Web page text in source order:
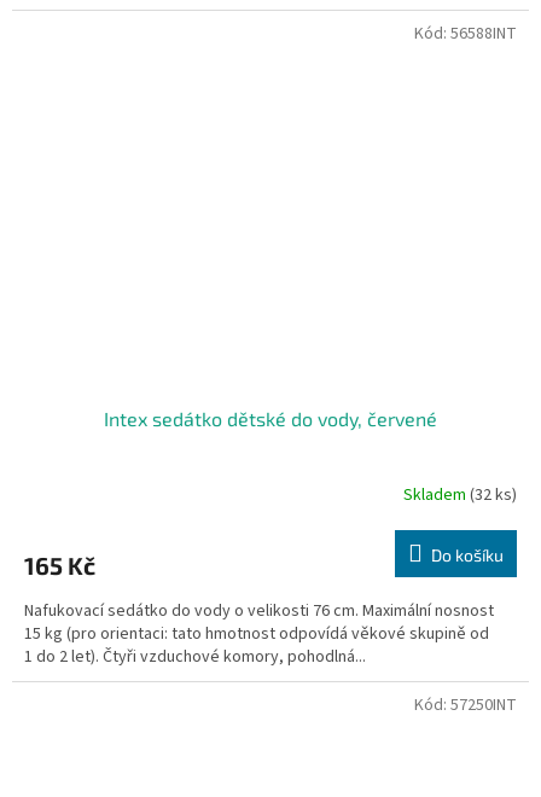
Intex sedátko dětské do vody, červené
Skladem (32 ks)
165 Kč Do košíku
Nafukovací sedátko do vody o velikosti 76 cm. Maximální nosnost
15 kg (pro orientaci: tato hmotnost odpovídá věkové skupině od
1 do 2 let). Čtyři vzduchové komory, pohodlná...
Kód: 56588INT
Kód: 57250INT